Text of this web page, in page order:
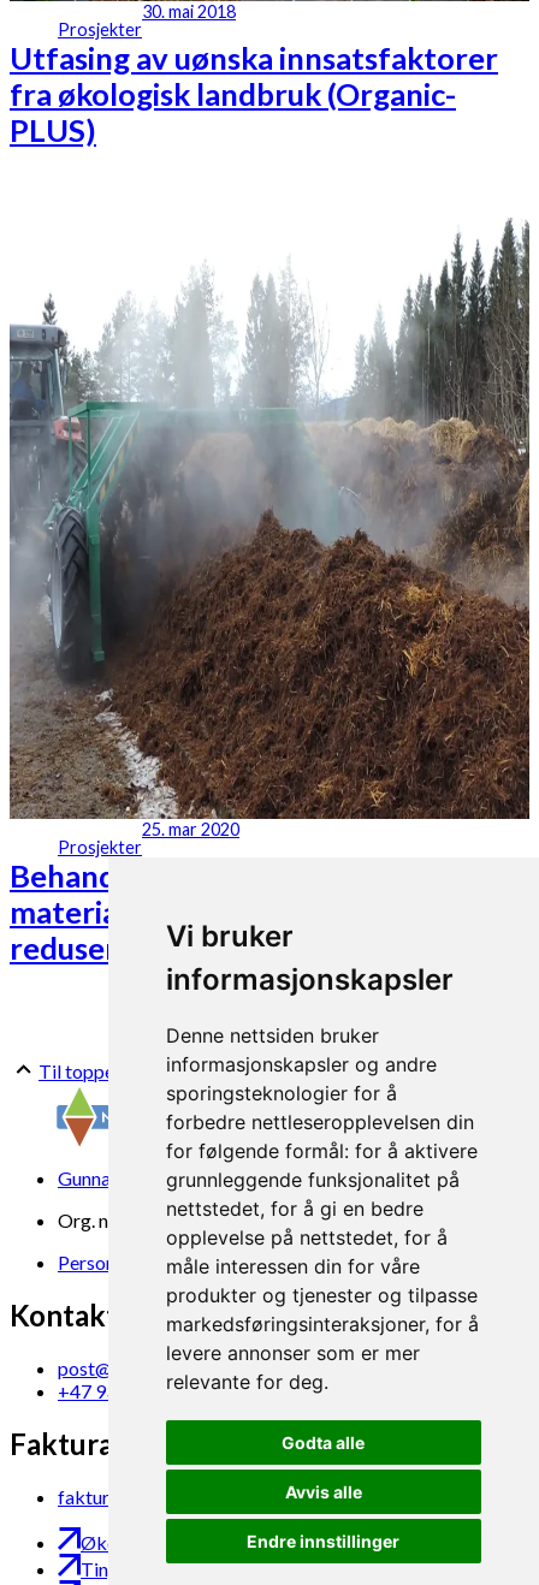
Vi bruker
informasjonskapsler
Denne nettsiden bruker
informasjonskapsler og andre
sporingsteknologier for å
forbedre nettleseropplevelsen din
for følgende formål: for å aktivere
grunnleggende funksjonalitet på
nettstedet, for å gi en bedre
opplevelse på nettstedet, for å
måle interessen din for våre
produkter og tjenester og tilpasse
markedsføringsinteraksjoner, for å
levere annonser som er mer
relevante for deg.
Godta alle
Avvis alle
Endre innstillinger
Prosjekter
30. mai 2018
Utfasing av uønska innsatsfaktorer
fra økologisk landbruk (Organic-
PLUS)
Prosjekter
25. mar 2020
Behandling av fast organisk
materiale for god gjødselkvalitet og
reduserte utslipp av drivhusgasser
Til toppen
Gunnars veg 6, 6630 Tingvoll
Org. nr. 969 840 383
Personvern
Kontakt oss
post@norsok.no
+47 930 09 884
Fakturamottak
faktura@norsok.no
Økobloggen
Tingvoll Økopark